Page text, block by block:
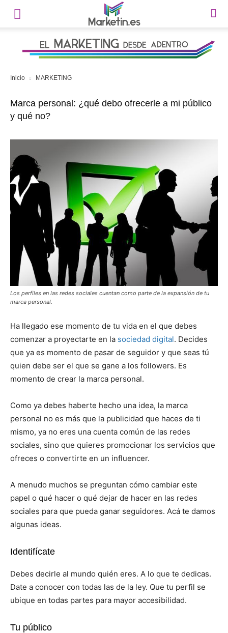
Inicio MARKETING
Marca personal: ¿qué debo ofrecerle a mi público
y qué no?
Los perfiles en las redes sociales cuentan como parte de la expansión de tu
marca personal.
Ha llegado ese momento de tu vida en el que debes
comenzar a proyectarte en la sociedad digital. Decides
que ya es momento de pasar de seguidor y que seas tú
quien debe ser el que se gane a los followers. Es
momento de crear la marca personal.
Como ya debes haberte hecho una idea, la marca
personal no es más que la publicidad que haces de ti
mismo, ya no eres una cuenta común de las redes
sociales, sino que quieres promocionar los servicios que
ofreces o convertirte en un influencer.
A menudo muchos se preguntan cómo cambiar este
papel o qué hacer o qué dejar de hacer en las redes
sociales para que pueda ganar seguidores. Acá te damos
algunas ideas.
Identifícate
Debes decirle al mundo quién eres. A lo que te dedicas.
Date a conocer con todas las de la ley. Que tu perfil se
ubique en todas partes para mayor accesibilidad.
Tu público